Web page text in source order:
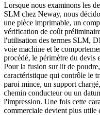
Lorsque nous examinons les
SLM chez Neway, nous
une pièce imprimable, un
vérification de coût
l'utilisation des termes SLM,
voie machine et le
procédé, le périmètre du devis
Pour la fusion sur lit de poudre
caractéristique qui contrôle le
paroi mince, un support
chemin conducteur ou un
l'impression. Une fois cette
commerciale devient plus utile